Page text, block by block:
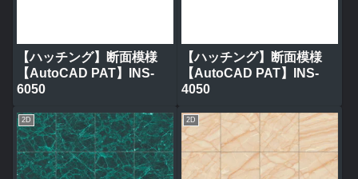
【ハッチング】断面模様
【AutoCAD PAT】INS-
6050
【ハッチング】断面模様
【AutoCAD PAT】INS-
4050
2D 2D